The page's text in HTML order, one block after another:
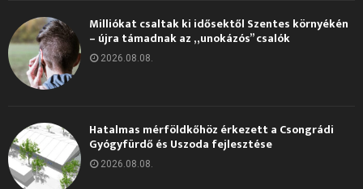
Milliókat csaltak ki idősektől Szentes környékén
– újra támadnak az „unokázós” csalók
2026.08.08.
Hatalmas mérföldkőhöz érkezett a Csongrádi
Gyógyfürdő és Uszoda fejlesztése
2026.08.08.